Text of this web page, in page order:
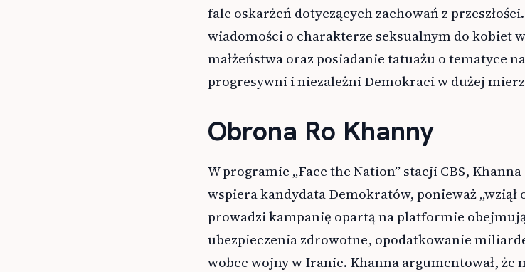
fale oskarżeń dotyczących zachowań z
wiadomości o charakterze seksualnym do kobiet
małżeństwa oraz posiadanie tatuażu o tematyce
progresywni i niezależni Demokraci w dużej
Obrona Ro Khanny
W programie „Face the Nation” stacji CBS,
wspiera kandydata Demokratów, ponieważ „wziął
prowadzi kampanię opartą na platformie
ubezpieczenia zdrowotne, opodatkowanie
wobec wojny w Iranie. Khanna argumentował, że